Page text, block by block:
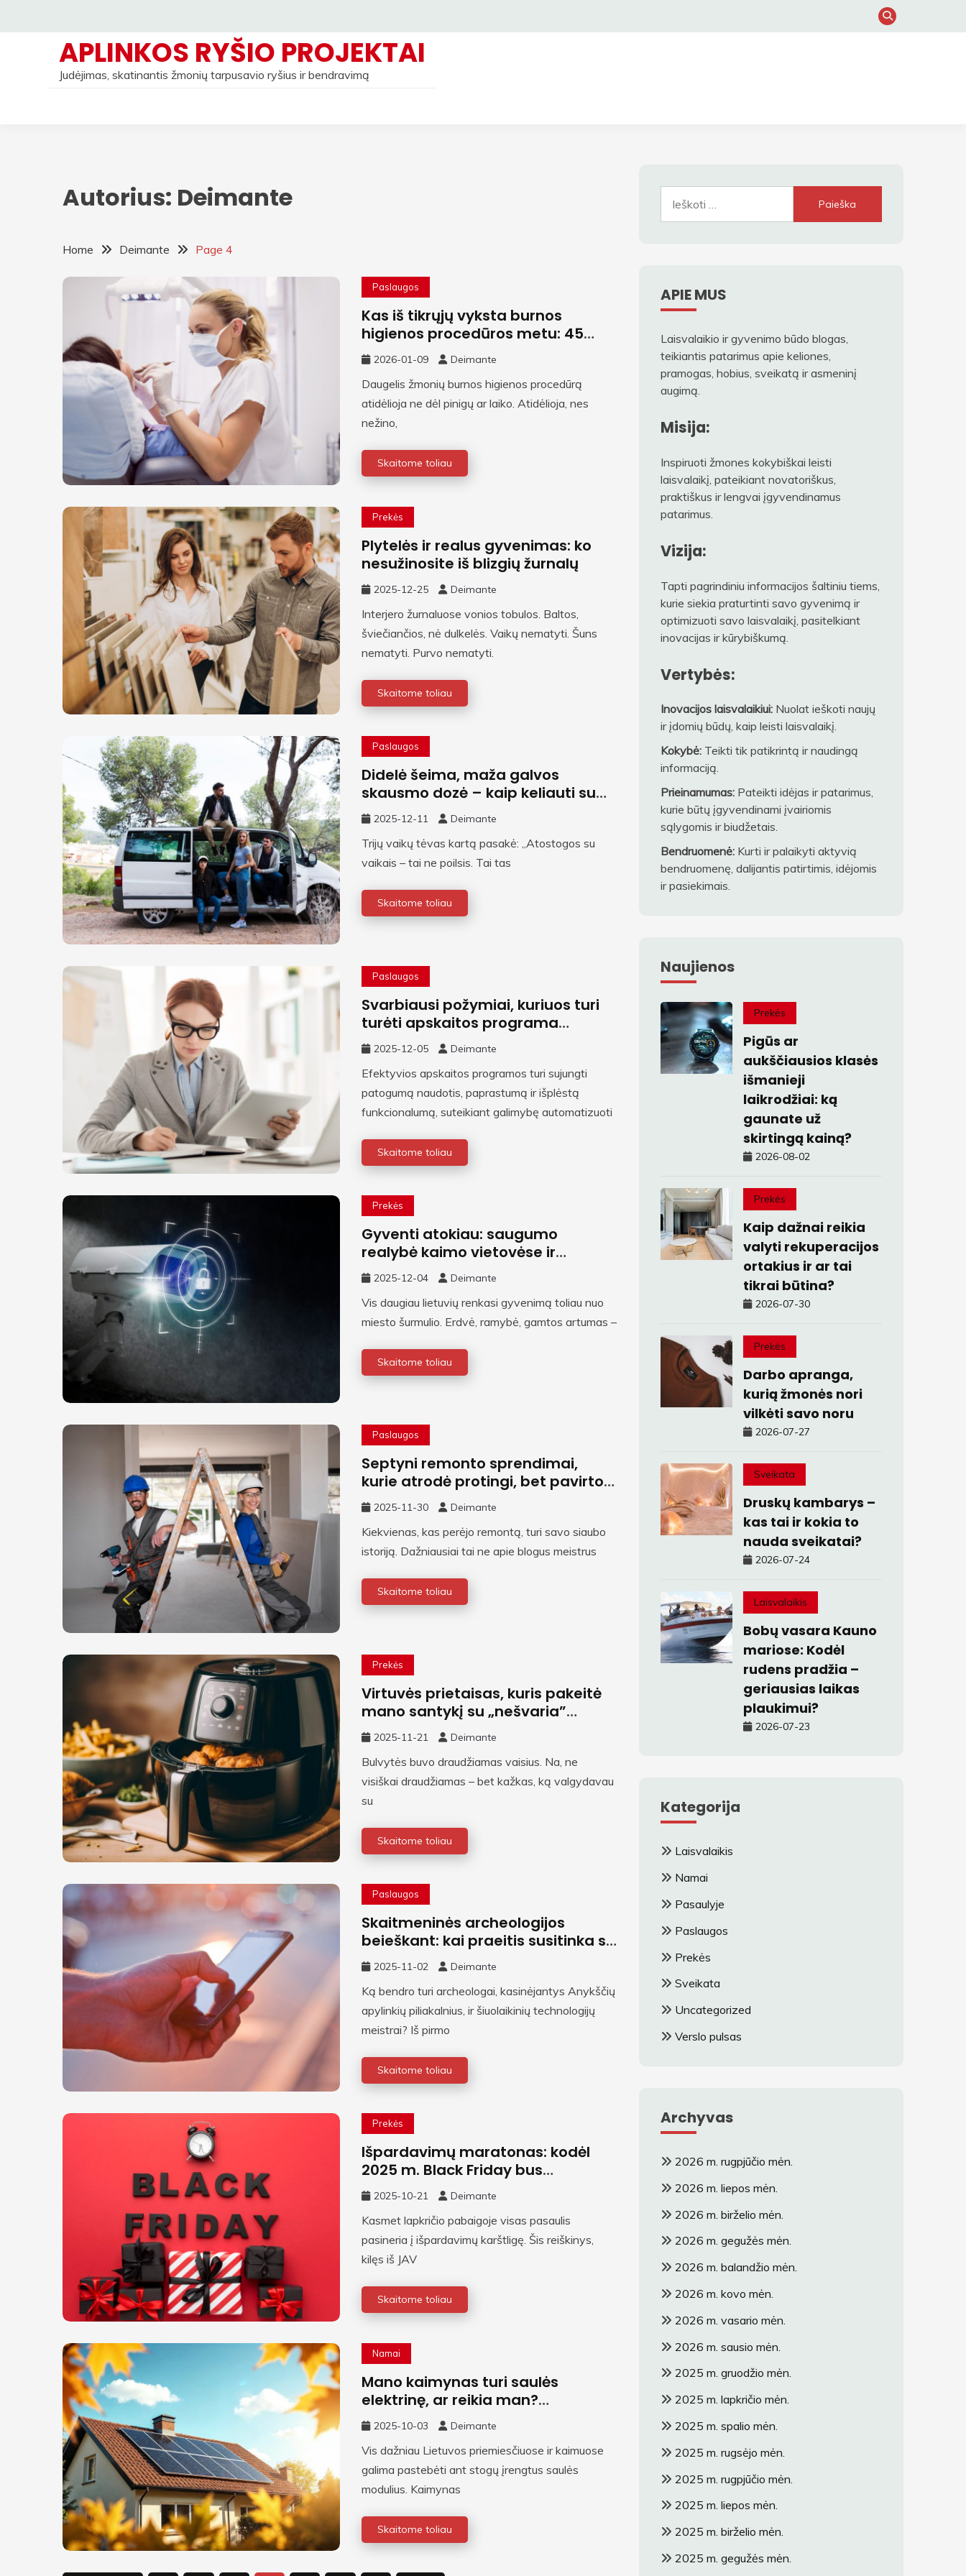
APLINKOS RYŠIO PROJEKTAI
Judėjimas, skatinantis žmonių tarpusavio ryšius ir bendravimą
Autorius: Deimante
Home Deimante Page 4
Paslaugos
Kas iš tikrųjų vyksta burnos
higienos procedūros metu: 45
minutės be paslapčių
2026-01-09 Deimante
Daugelis žmonių burnos higienos procedūrą
atidėlioja ne dėl pinigų ar laiko. Atidėlioja, nes
nežino,
Skaitome toliau
Prekės
Plytelės ir realus gyvenimas: ko
nesužinosite iš blizgių žurnalų
2025-12-25 Deimante
Interjero žurnaluose vonios tobulos. Baltos,
šviečiančios, nė dulkelės. Vaikų nematyti. Šuns
nematyti. Purvo nematyti.
Skaitome toliau
Paslaugos
Didelė šeima, maža galvos
skausmo dozė – kaip keliauti su
vaikais ir netapti nervų ligoniumi
2025-12-11 Deimante
Trijų vaikų tėvas kartą pasakė: „Atostogos su
vaikais – tai ne poilsis. Tai tas
Skaitome toliau
Paslaugos
Svarbiausi požymiai, kuriuos turi
turėti apskaitos programa
buhalteriui
2025-12-05 Deimante
Efektyvios apskaitos programos turi sujungti
patogumą naudotis, paprastumą ir išplėstą
funkcionalumą, suteikiant galimybę automatizuoti
Skaitome toliau
Prekės
Gyventi atokiau: saugumo
realybė kaimo vietovėse ir
priemiesčiuose
2025-12-04 Deimante
Vis daugiau lietuvių renkasi gyvenimą toliau nuo
miesto šurmulio. Erdvė, ramybė, gamtos artumas –
Skaitome toliau
Paslaugos
Septyni remonto sprendimai,
kurie atrodė protingi, bet pavirto
finansinėmis klaidomis
2025-11-30 Deimante
Kiekvienas, kas perėjo remontą, turi savo siaubo
istoriją. Dažniausiai tai ne apie blogus meistrus
Skaitome toliau
Prekės
Virtuvės prietaisas, kuris pakeitė
mano santykį su „nešvaria”
maisto grupe
2025-11-21 Deimante
Bulvytės buvo draudžiamas vaisius. Na, ne
visiškai draudžiamas – bet kažkas, ką valgydavau
su
Skaitome toliau
Paslaugos
Skaitmeninės archeologijos
beieškant: kai praeitis susitinka su
dabartimi
2025-11-02 Deimante
Ką bendro turi archeologai, kasinėjantys Anykščių
apylinkių piliakalnius, ir šiuolaikinių technologijų
meistrai? Iš pirmo
Skaitome toliau
Prekės
Išpardavimų maratonas: kodėl
2025 m. Black Friday bus
ypatingas ir kaip pasiruošti
2025-10-21 Deimante
Kasmet lapkričio pabaigoje visas pasaulis
pasineria į išpardavimų karštligę. Šis reiškinys,
kilęs iš JAV
Skaitome toliau
Namai
Mano kaimynas turi saulės
elektrinę, ar reikia man?
Individualus sprendimas
kiekvienam namui
2025-10-03 Deimante
Vis dažniau Lietuvos priemiesčiuose ir kaimuose
galima pastebėti ant stogų įrengtus saulės
modulius. Kaimynas
Skaitome toliau
APIE MUS
Laisvalaikio ir gyvenimo būdo blogas,
teikiantis patarimus apie keliones,
pramogas, hobius, sveikatą ir asmeninį
augimą.
Misija:
Inspiruoti žmones kokybiškai leisti
laisvalaikį, pateikiant novatoriškus,
praktiškus ir lengvai įgyvendinamus
patarimus.
Vizija:
Tapti pagrindiniu informacijos šaltiniu tiems,
kurie siekia praturtinti savo gyvenimą ir
optimizuoti savo laisvalaikį, pasitelkiant
inovacijas ir kūrybiškumą.
Vertybės:
Inovacijos laisvalaikiui:Nuolat ieškoti naujų
ir įdomių būdų, kaip leisti laisvalaikį.
Kokybė:Teikti tik patikrintą ir naudingą
informaciją.
Prieinamumas:Pateikti idėjas ir patarimus,
kurie būtų įgyvendinami įvairiomis
sąlygomis ir biudžetais.
Bendruomenė:Kurti ir palaikyti aktyvią
bendruomenę, dalijantis patirtimis, idėjomis
ir pasiekimais.
Naujienos
Prekės
Pigūs ar
aukščiausios klasės
išmanieji
laikrodžiai: ką
gaunate už
skirtingą kainą?
2026-08-02
Prekės
Kaip dažnai reikia
valyti rekuperacijos
ortakius ir ar tai
tikrai būtina?
2026-07-30
Prekės
Darbo apranga,
kurią žmonės nori
vilkėti savo noru
2026-07-27
Sveikata
Druskų kambarys –
kas tai ir kokia to
nauda sveikatai?
2026-07-24
Laisvalaikis
Bobų vasara Kauno
mariose: Kodėl
rudens pradžia –
geriausias laikas
plaukimui?
2026-07-23
Kategorija
Laisvalaikis
Namai
Pasaulyje
Paslaugos
Prekės
Sveikata
Uncategorized
Verslo pulsas
Archyvas
2026 m. rugpjūčio mėn.
2026 m. liepos mėn.
2026 m. birželio mėn.
2026 m. gegužės mėn.
2026 m. balandžio mėn.
2026 m. kovo mėn.
2026 m. vasario mėn.
2026 m. sausio mėn.
2025 m. gruodžio mėn.
2025 m. lapkričio mėn.
2025 m. spalio mėn.
2025 m. rugsėjo mėn.
2025 m. rugpjūčio mėn.
2025 m. liepos mėn.
2025 m. birželio mėn.
2025 m. gegužės mėn.